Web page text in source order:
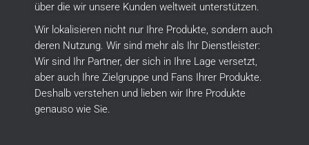
über die wir unsere Kunden weltweit unterstützen.
Wir lokalisieren nicht nur Ihre Produkte, sondern auch
deren Nutzung. Wir sind mehr als Ihr Dienstleister:
Wir sind Ihr Partner, der sich in Ihre Lage versetzt,
aber auch Ihre Zielgruppe und Fans Ihrer Produkte.
Deshalb verstehen und lieben wir Ihre Produkte
genauso wie Sie.